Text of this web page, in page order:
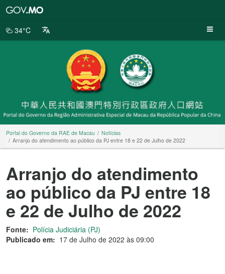
da
34°C
Portal do Governo da RAE de Macau
Notícias
Arranjo do atendimento ao público da PJ entre 18 e 22 de Julho de 2022
Arranjo do atendimento
ao público da PJ entre 18
e 22 de Julho de 2022
Fonte: Polícia Judiciária (PJ)
Publicado em: 17 de Julho de 2022 às 09:00